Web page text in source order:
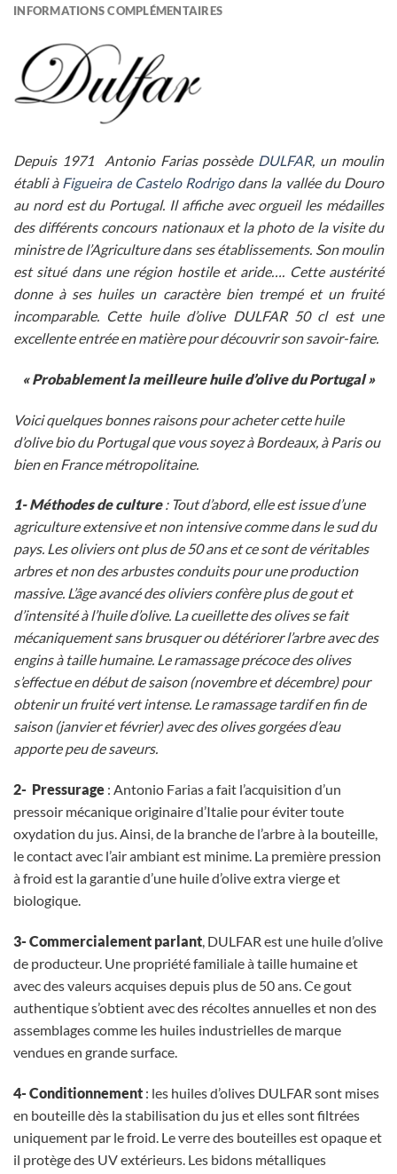
INFORMATIONS COMPLÉMENTAIRES
Depuis 1971 Antonio Farias possède DULFAR, un moulin
établi à Figueira de Castelo Rodrigodans la vallée du Douro
au nord est du Portugal. Il affiche avec orgueil les médailles
des différents concours nationaux et la photo de la visite du
ministre de l’Agriculture dans ses établissements. Son moulin
est situé dans une région hostile et aride…. Cette austérité
donne à ses huiles un caractère bien trempé et un fruité
incomparable. Cette huile d’olive DULFAR 50 cl est une
excellente entrée en matière pour découvrir son savoir-faire.
« Probablement la meilleure huile d’olive du Portugal »
Voici quelques bonnes raisons pour acheter cette huile
d’olive bio du Portugal que vous soyez à Bordeaux, à Paris ou
bien en France métropolitaine.
1- Méthodes de culture: Tout d’abord, elle est issue d’une
agriculture extensive et non intensive comme dans le sud du
pays. Les oliviers ont plus de 50 ans et ce sont de véritables
arbres et non des arbustes conduits pour une production
massive. L’âge avancé des oliviers confère plus de gout et
d’intensité à l’huile d’olive. La cueillette des olives se fait
mécaniquement sans brusquer ou détériorer l’arbre avec des
engins à taille humaine. Le ramassage précoce des olives
s’effectue en début de saison (novembre et décembre) pour
obtenir un fruité vert intense. Le ramassage tardif en fin de
saison (janvier et février) avec des olives gorgées d’eau
apporte peu de saveurs.
2- Pressurage : Antonio Farias a fait l’acquisition d’un
pressoir mécanique originaire d’Italie pour éviter toute
oxydation du jus. Ainsi, de la branche de l’arbre à la bouteille,
le contact avec l’air ambiant est minime. La première pression
à froid est la garantie d’une huile d’olive extra vierge et
biologique.
3- Commercialement parlant, DULFAR est une huile d’olive
de producteur. Une propriété familiale à taille humaine et
avec des valeurs acquises depuis plus de 50 ans. Ce gout
authentique s’obtient avec des récoltes annuelles et non des
assemblages comme les huiles industrielles de marque
vendues en grande surface.
4- Conditionnement : les huiles d’olives DULFAR sont mises
en bouteille dès la stabilisation du jus et elles sont filtrées
uniquement par le froid. Le verre des bouteilles est opaque et
il protège des UV extérieurs. Les bidons métalliques